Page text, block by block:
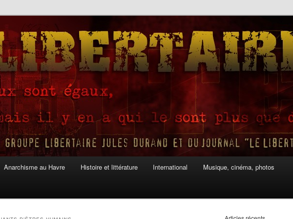
Anarchisme au Havre Histoire et littérature International Musique, cinéma, photos